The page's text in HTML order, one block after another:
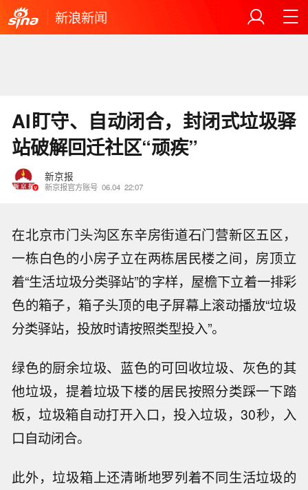
新浪新闻
AI盯守、自动闭合，封闭式垃圾驿
站破解回迁社区“顽疾”
新京报
新京报官方账号 06.04 22:07
在北京市门头沟区东辛房街道石门营新区五区，
一栋白色的小房子立在两栋居民楼之间，房顶立
着“生活垃圾分类驿站”的字样，屋檐下立着一排彩
色的箱子，箱子头顶的电子屏幕上滚动播放“垃圾
分类驿站，投放时请按照类型投入”。
绿色的厨余垃圾、蓝色的可回收垃圾、灰色的其
他垃圾，提着垃圾下楼的居民按照分类踩一下踏
板，垃圾箱自动打开入口，投入垃圾，30秒，入
口自动闭合。
此外，垃圾箱上还清晰地罗列着不同生活垃圾的